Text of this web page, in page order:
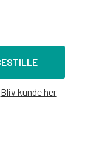
Bliv kunde her